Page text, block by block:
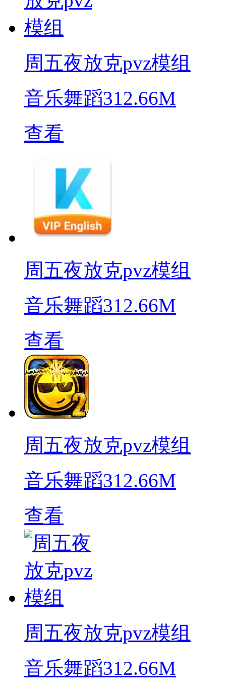
周五夜放克pvz模组
音乐舞蹈312.66M
查看
周五夜放克pvz模组
音乐舞蹈312.66M
查看
周五夜放克pvz模组
音乐舞蹈312.66M
查看
周五夜放克pvz模组
音乐舞蹈312.66M